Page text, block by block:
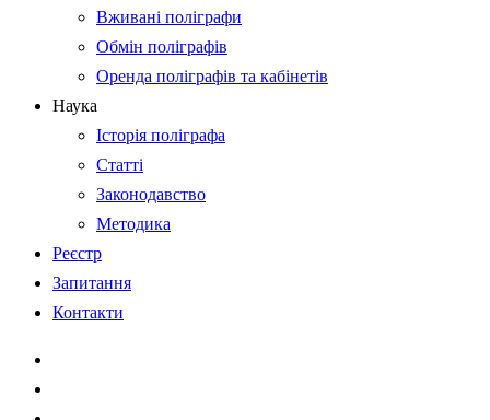
Вживані поліграфи
Обмін поліграфів
Оренда поліграфів та кабінетів
Наука
Історія поліграфа
Статті
Законодавство
Методика
Реєстр
Запитання
Контакти